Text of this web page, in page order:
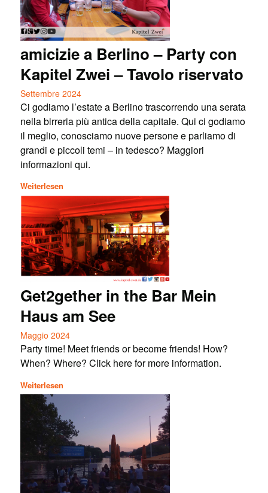
amicizie a Berlino – Party con
Kapitel Zwei – Tavolo riservato
Settembre 2024
Ci godiamo l’estate a Berlino trascorrendo una serata
nella birreria più antica della capitale. Qui ci godiamo
il meglio, conosciamo nuove persone e parliamo di
grandi e piccoli temi – in tedesco? Maggiori
informazioni qui.
Weiterlesen
Get2gether in the Bar Mein
Haus am See
Maggio 2024
Party time! Meet friends or become friends! How?
When? Where? Click here for more information.
Weiterlesen